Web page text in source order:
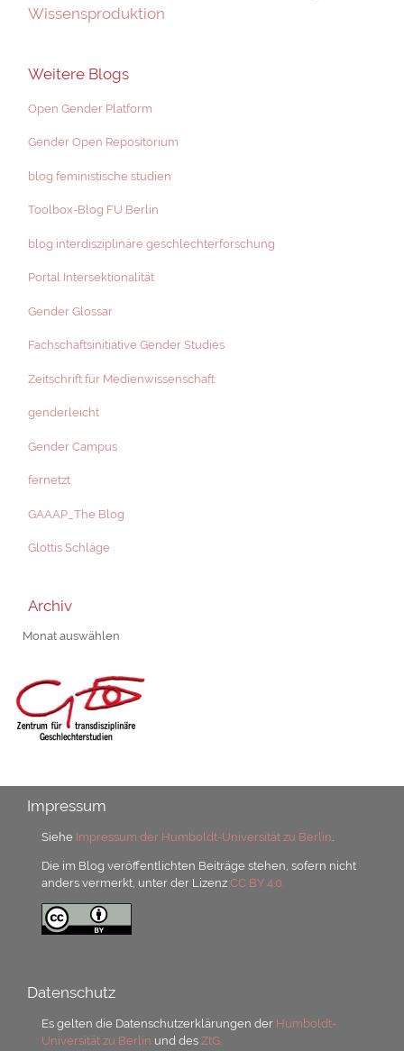
Wissensproduktion
Weitere Blogs
Open Gender Platform
Gender Open Repositorium
blog feministische studien
Toolbox-Blog FU Berlin
blog interdisziplinäre geschlechterforschung
Portal Intersektionalität
Gender Glossar
Fachschaftsinitiative Gender Studies
Zeitschrift für Medienwissenschaft
genderleicht
Gender Campus
fernetzt
GAAAP_The Blog
Glottis Schläge
Archiv
Archiv
Impressum
Siehe Impressum der Humboldt-Universität zu Berlin
Die im Blog veröffentlichten Beiträge stehen, sofern nicht
anders vermerkt, unter der LizenzCC BY 4.0.
Datenschutz
Es gelten die Datenschutzerklärungen der Humboldt-
Universität zu Berlin und desZtG.